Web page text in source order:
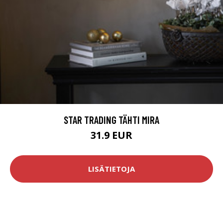
STAR TRADING TÄHTI MIRA
31.9 EUR
LISÄTIETOJA